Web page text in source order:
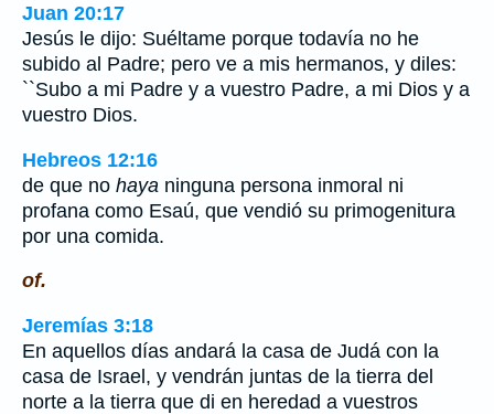
Juan 20:17
Jesús le dijo: Suéltame porque todavía no he
subido al Padre; pero ve a mis hermanos, y diles:
``Subo a mi Padre y a vuestro Padre, a mi Dios y a
vuestro Dios.
Hebreos 12:16
de que no haya ninguna persona inmoral ni
profana como Esaú, que vendió su primogenitura
por una comida.
of.
Jeremías 3:18
En aquellos días andará la casa de Judá con la
casa de Israel, y vendrán juntas de la tierra del
norte a la tierra que di en heredad a vuestros